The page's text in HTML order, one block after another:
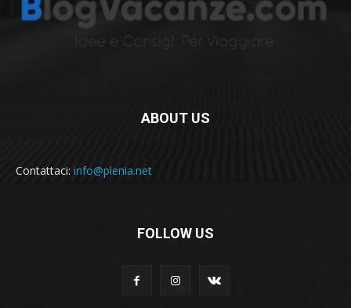
ABOUT US
Contattaci: info@plenia.net
FOLLOW US